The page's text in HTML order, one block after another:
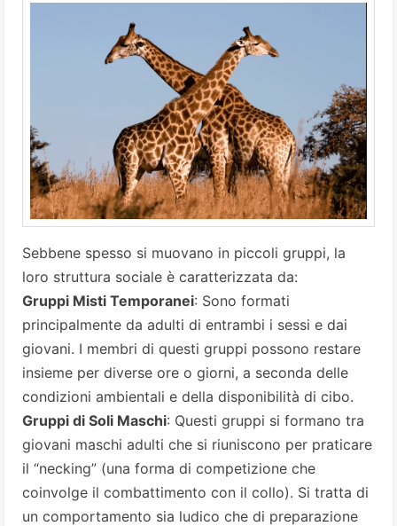
Sebbene spesso si muovano in piccoli gruppi, la
loro struttura sociale è caratterizzata da:
Gruppi Misti Temporanei: Sono formati
principalmente da adulti di entrambi i sessi e dai
giovani. I membri di questi gruppi possono restare
insieme per diverse ore o giorni, a seconda delle
condizioni ambientali e della disponibilità di cibo.
Gruppi di Soli Maschi: Questi gruppi si formano tra
giovani maschi adulti che si riuniscono per praticare
il “necking” (una forma di competizione che
coinvolge il combattimento con il collo). Si tratta di
un comportamento sia ludico che di preparazione